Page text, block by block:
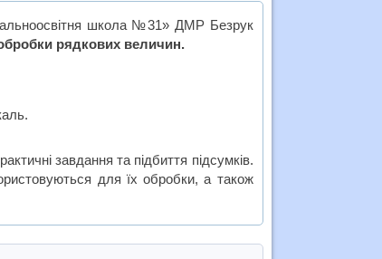
школа №31» ДМР Безрук
рядкових величин.
завдання та підбиття підсумків.
для їх обробки, а також